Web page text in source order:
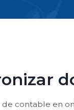
contable en